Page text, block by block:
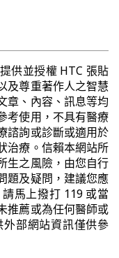
供並授權 HTC 張貼
及尊重著作人之智慧
章、內容、訊息等均
考使用，不具有醫療
諮詢或診斷或適用於
治療。信賴本網站所
生之風險，由您自行
題及疑問，建議您應
馬上撥打 119 或當
推薦或為任何醫師或
部網站資訊僅供參